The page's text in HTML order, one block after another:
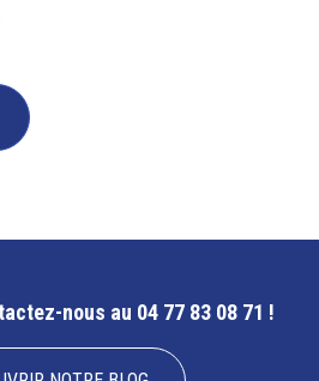
nous au 04 77 83 08 71 !